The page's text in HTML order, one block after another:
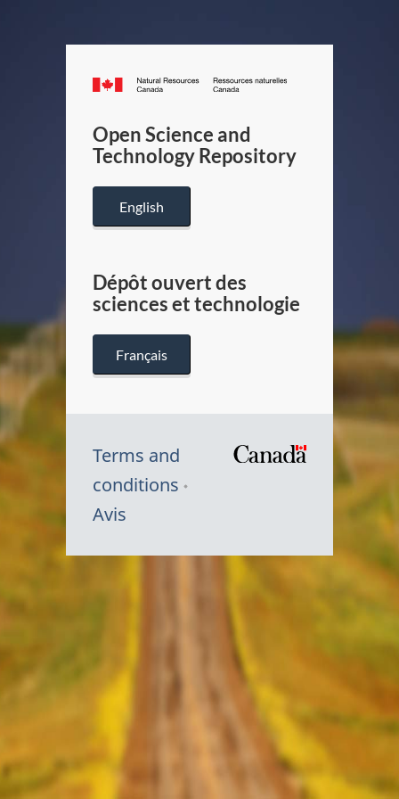
Canada.ca
/
Canada
Open Science and
Technology Repository
English
Dépôt ouvert des
sciences et technologie
Français
Terms and
conditions
Avis
Symbole
Canada